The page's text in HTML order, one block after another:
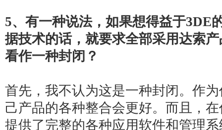
5、有一种说法，如果想得益于3DE
据技术的话，就要求全部采用达索
看作一种封闭？
首先，我不认为这是一种封闭。作
己产品的各种整合会更好。而且，
提供了完整的各种应用软件和管理